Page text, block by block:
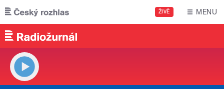
Přejít k hlavnímu obsahu
ŽIVĚ MENU